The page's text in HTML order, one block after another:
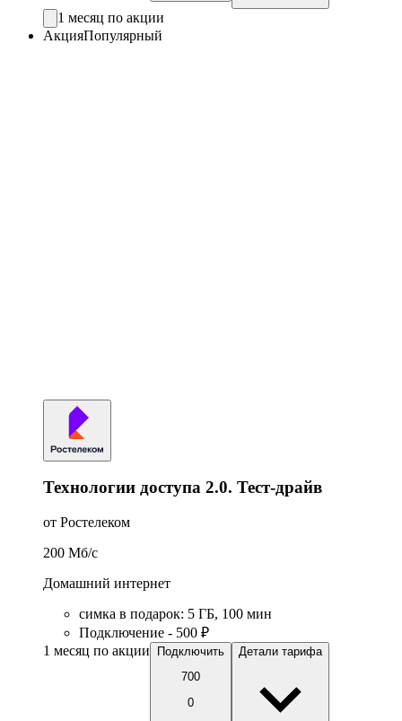
1 месяц по акции
АкцияПопулярный
Технологии доступа 2.0. Тест-драйв
от Ростелеком
200 Мб/c
Домашний интернет
симка в подарок: 5 ГБ, 100 мин
Подключение - 500 ₽
1 месяц по акции
Подключить
700
0
Детали тарифа